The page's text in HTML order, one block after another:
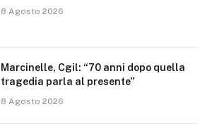
8 Agosto 2026
Marcinelle, Cgil: “70 anni dopo quella
tragedia parla al presente”
8 Agosto 2026